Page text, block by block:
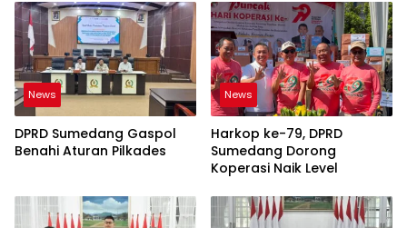
News
DPRD Sumedang Gaspol
Benahi Aturan Pilkades
News
Harkop ke-79, DPRD
Sumedang Dorong
Koperasi Naik Level